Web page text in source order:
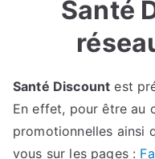
Santé
Santé Discount est
En effet, pour être au
promotionnelles ainsi
vous sur les pages :